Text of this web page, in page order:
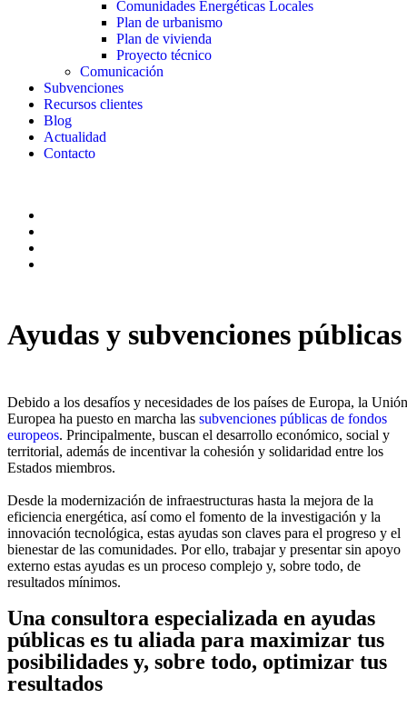
Comunidades Energéticas Locales
Plan de urbanismo
Plan de vivienda
Proyecto técnico
Comunicación
Subvenciones
Recursos clientes
Blog
Actualidad
Contacto
Ayudas y subvenciones públicas
Debido a los desafíos y necesidades de los países de Europa, la Unión
Europea ha puesto en marcha las subvenciones públicas de fondos
europeos. Principalmente, buscan el desarrollo económico, social y
territorial, además de incentivar la cohesión y solidaridad entre los
Estados miembros.
Desde la modernización de infraestructuras hasta la mejora de la
eficiencia energética, así como el fomento de la investigación y la
innovación tecnológica, estas ayudas son claves para el progreso y el
bienestar de las comunidades. Por ello, trabajar y presentar sin apoyo
externo estas ayudas es un proceso complejo y, sobre todo, de
resultados mínimos.
Una consultora especializada en ayudas
públicas es tu aliada para maximizar tus
posibilidades y, sobre todo, optimizar tus
resultados